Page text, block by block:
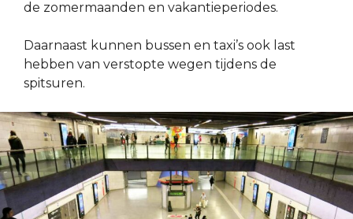
de zomermaanden en vakantieperiodes.
Daarnaast kunnen bussen en taxi’s ook last
hebben van verstopte wegen tijdens de
spitsuren.